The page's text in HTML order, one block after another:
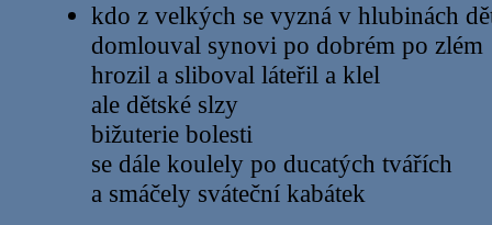
kdo z velkých se vyzná v hlubinách
domlouval synovi po dobrém po zlém
hrozil a sliboval láteřil a klel
ale dětské slzy
bižuterie bolesti
se dále koulely po ducatých tvářích
a smáčely sváteční kabátek